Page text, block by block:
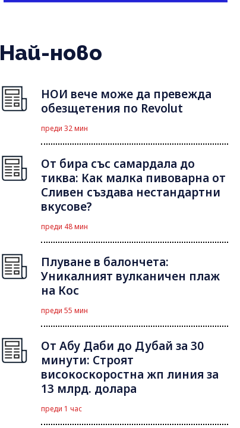
Най-ново
НОИ вече може да превежда
обезщетения по Revolut
преди 32 мин
От бира със самардала до
тиква: Как малка пивоварна от
Сливен създава нестандартни
вкусове?
преди 48 мин
Плуване в балончета:
Уникалният вулканичен плаж
на Кос
преди 55 мин
От Абу Даби до Дубай за 30
минути: Строят
високоскоростна жп линия за
13 млрд. долара
преди 1 час